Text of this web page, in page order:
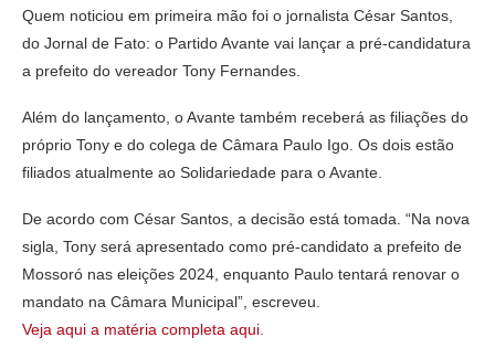
Quem noticiou em primeira mão foi o jornalista César Santos,
do Jornal de Fato: o Partido Avante vai lançar a pré-candidatura
a prefeito do vereador Tony Fernandes.
Além do lançamento, o Avante também receberá as filiações do
próprio Tony e do colega de Câmara Paulo Igo. Os dois estão
filiados atualmente ao Solidariedade para o Avante.
De acordo com César Santos, a decisão está tomada. “Na nova
sigla, Tony será apresentado como pré-candidato a prefeito de
Mossoró nas eleições 2024, enquanto Paulo tentará renovar o
mandato na Câmara Municipal”, escreveu.
Veja aqui a matéria completa aqui.